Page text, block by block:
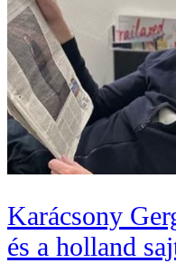
Karácsony
és a holland